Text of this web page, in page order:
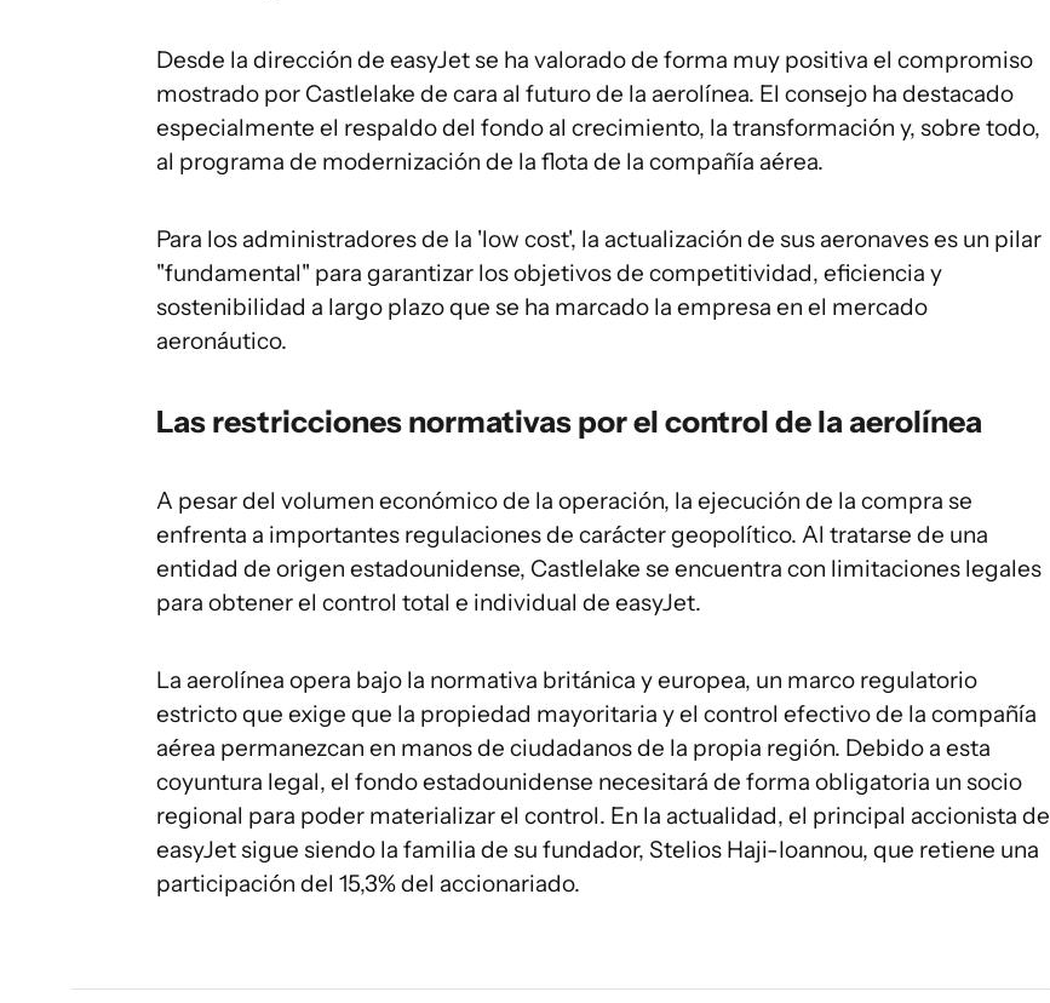
Desde la dirección de easyJet se ha valorado de forma muy positiva el compromiso
mostrado por Castlelake de cara al futuro de la aerolínea. El consejo ha destacado
especialmente el respaldo del fondo al crecimiento, la transformación y, sobre todo,
al programa de modernización de la flota de la compañía aérea.
Para los administradores de la 'low cost', la actualización de sus aeronaves es un pilar
"fundamental" para garantizar los objetivos de competitividad, eficiencia y
sostenibilidad a largo plazo que se ha marcado la empresa en el mercado
aeronáutico.
Las restricciones normativas por el control de la aerolínea
A pesar del volumen económico de la operación, la ejecución de la compra se
enfrenta a importantes regulaciones de carácter geopolítico. Al tratarse de una
entidad de origen estadounidense, Castlelake se encuentra con limitaciones legales
para obtener el control total e individual de easyJet.
La aerolínea opera bajo la normativa británica y europea, un marco regulatorio
estricto que exige que la propiedad mayoritaria y el control efectivo de la compañía
aérea permanezcan en manos de ciudadanos de la propia región. Debido a esta
coyuntura legal, el fondo estadounidense necesitará de forma obligatoria un socio
regional para poder materializar el control. En la actualidad, el principal accionista de
easyJet sigue siendo la familia de su fundador, Stelios Haji-Ioannou, que retiene una
participación del 15,3% del accionariado.